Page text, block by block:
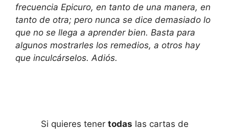
frecuencia Epicuro, en tanto de una manera, en
tanto de otra; pero nunca se dice demasiado lo
que no se llega a aprender bien. Basta para
algunos mostrarles los remedios, a otros hay
que inculcárselos. Adiós.
Si quieres tener todas las cartas de